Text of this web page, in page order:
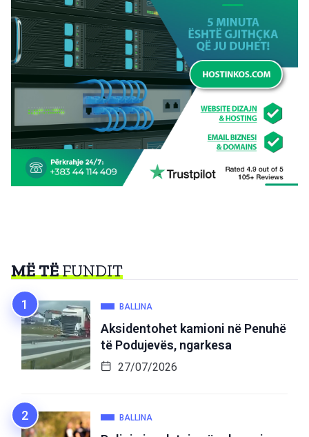
MË TËFUNDIT
BALLINA
Aksidentohet kamioni në Penuhë
të Podujevës, ngarkesa
27/07/2026
BALLINA